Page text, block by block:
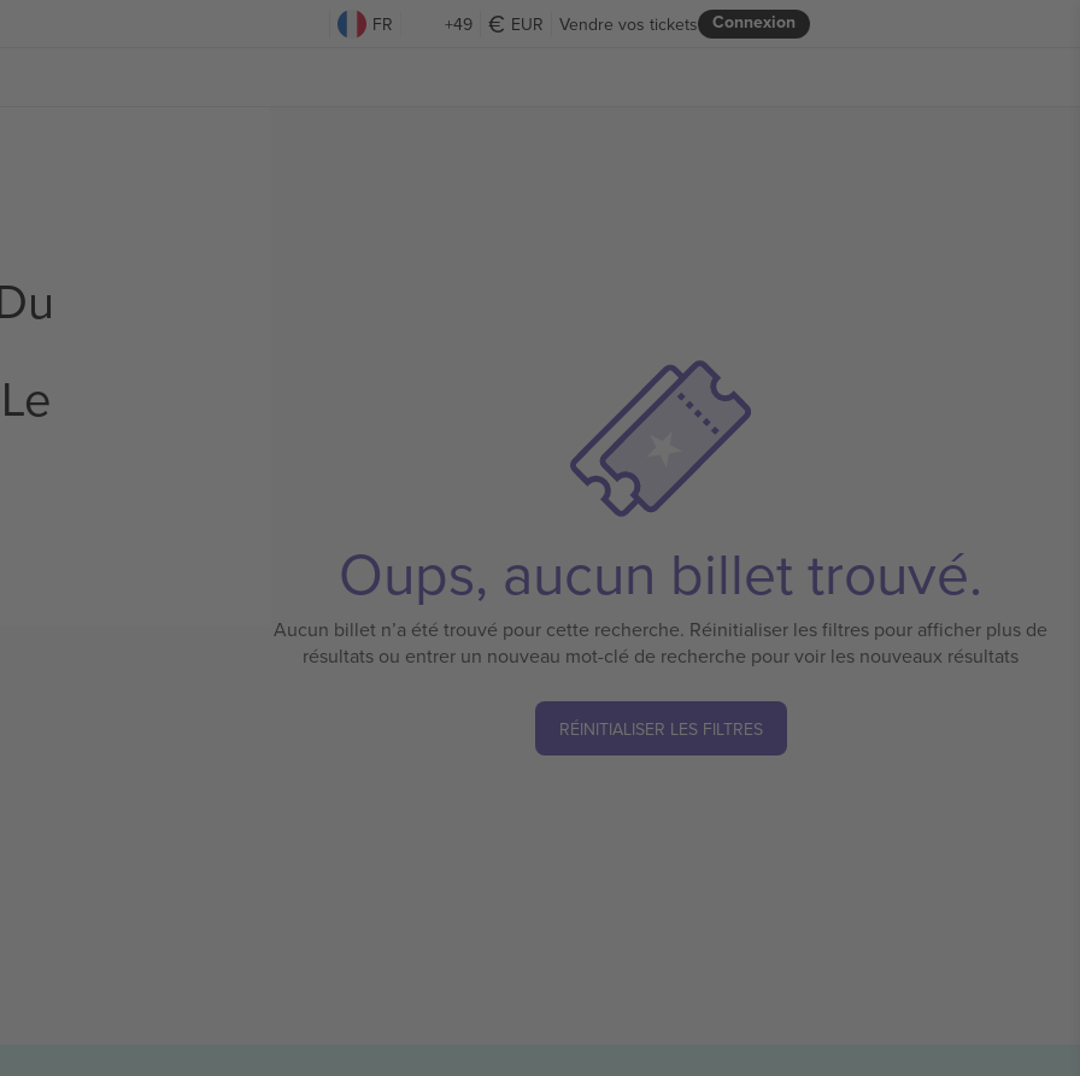
FR +49 EUR Connexion
Vendre vos tickets
Oups, aucun billet trouvé.
Aucun billet n’a été trouvé pour cette recherche. Réinitialiser les filtres pour afficher plus de
résultats ou entrer un nouveau mot-clé de recherche pour voir les nouveaux résultats
RÉINITIALISER LES FILTRES